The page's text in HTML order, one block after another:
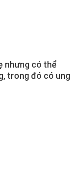
nhưng có thể
trong đó có ung